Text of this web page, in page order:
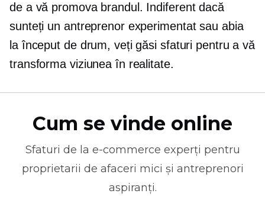
de a vă promova brandul. Indiferent dacă
sunteți un antreprenor experimentat sau abia
la început de drum, veți găsi sfaturi pentru a vă
transforma viziunea în realitate.
Cum se vinde online
Sfaturi de la e-commerce experți pentru
proprietarii de afaceri mici și antreprenori
aspiranți.